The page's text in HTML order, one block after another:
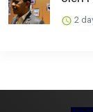
2